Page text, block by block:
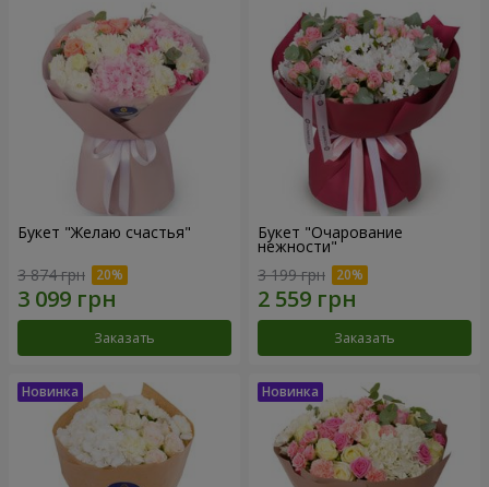
Букет "Желаю счастья"
3 874 грн
Заказать
Букет "Очарование
нежности"
3 199 грн
Заказать